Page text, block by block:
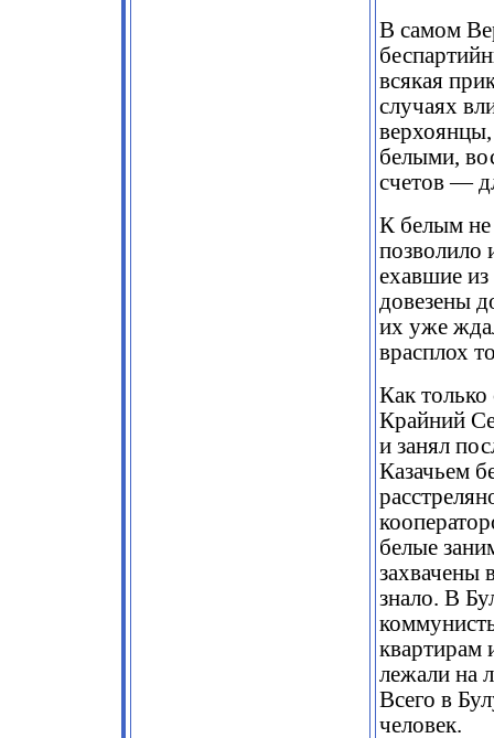
В самом
всякая
случаях
белыми,
счетов —
К белым не
позволило
ехавшие
довезены
их уже
врасплох
Как только
Крайний
и занял
Казачьем
белые
захвачены
знало. В
квартирам
лежали на
Всего в
человек.